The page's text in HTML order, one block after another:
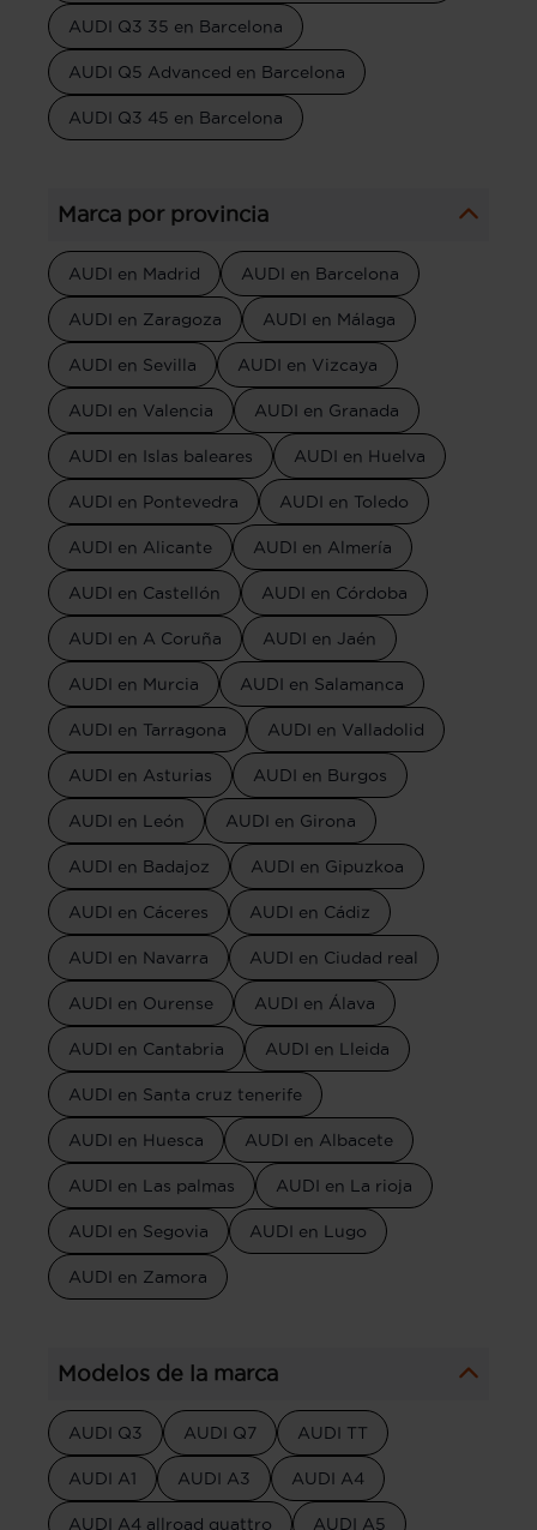
AUDI Q3 35 en Barcelona
AUDI Q5 Advanced en Barcelona
AUDI Q3 45 en Barcelona
Marca por provincia
AUDI en Madrid AUDI en Barcelona
AUDI en Zaragoza AUDI en Málaga
AUDI en Sevilla AUDI en Vizcaya
AUDI en Valencia AUDI en Granada
AUDI en Islas baleares AUDI en Huelva
AUDI en Pontevedra AUDI en Toledo
AUDI en Alicante AUDI en Almería
AUDI en Castellón AUDI en Córdoba
AUDI en A Coruña AUDI en Jaén
AUDI en Murcia AUDI en Salamanca
AUDI en Tarragona AUDI en Valladolid
AUDI en Asturias AUDI en Burgos
AUDI en León AUDI en Girona
AUDI en Badajoz AUDI en Gipuzkoa
AUDI en Cáceres AUDI en Cádiz
AUDI en Navarra AUDI en Ciudad real
AUDI en Ourense AUDI en Álava
AUDI en Cantabria AUDI en Lleida
AUDI en Santa cruz tenerife
AUDI en Huesca AUDI en Albacete
AUDI en Las palmas AUDI en La rioja
AUDI en Segovia AUDI en Lugo
AUDI en Zamora
Modelos de la marca
AUDI Q3 AUDI Q7 AUDI TT
AUDI A1 AUDI A3 AUDI A4
AUDI A4 allroad quattro AUDI A5